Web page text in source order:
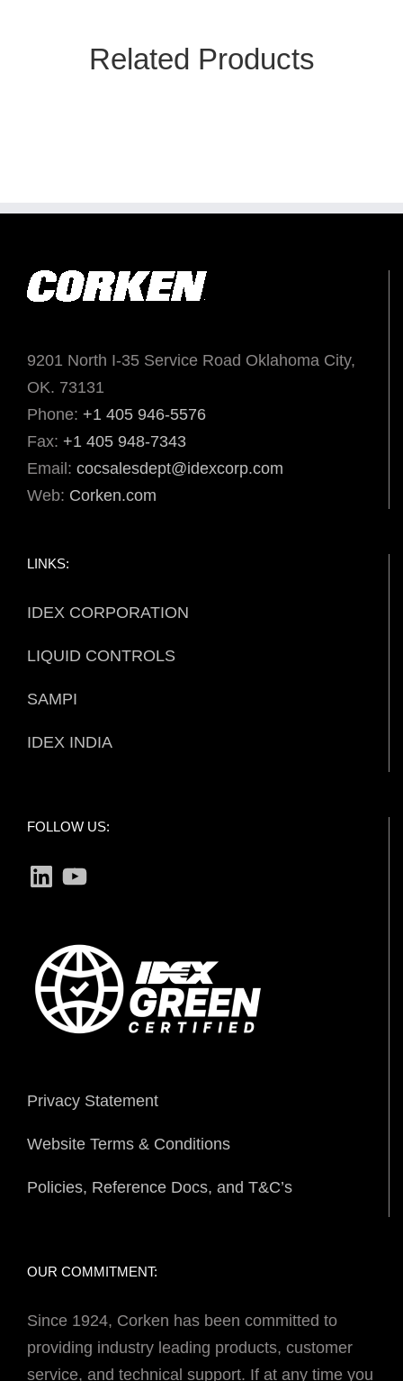
Related Products
9201 North I-35 Service Road Oklahoma City,
OK. 73131
Phone: +1 405 946-5576
Fax: +1 405 948-7343
Email: cocsalesdept@idexcorp.com
Web: Corken.com
LINKS:
IDEX CORPORATION
LIQUID CONTROLS
SAMPI
IDEX INDIA
FOLLOW US:
LinkedInYouTube
Privacy Statement
Website Terms & Conditions
Policies, Reference Docs, and T&C’s
OUR COMMITMENT:
Since 1924, Corken has been committed to
providing industry leading products, customer
service, and technical support. If at any time you